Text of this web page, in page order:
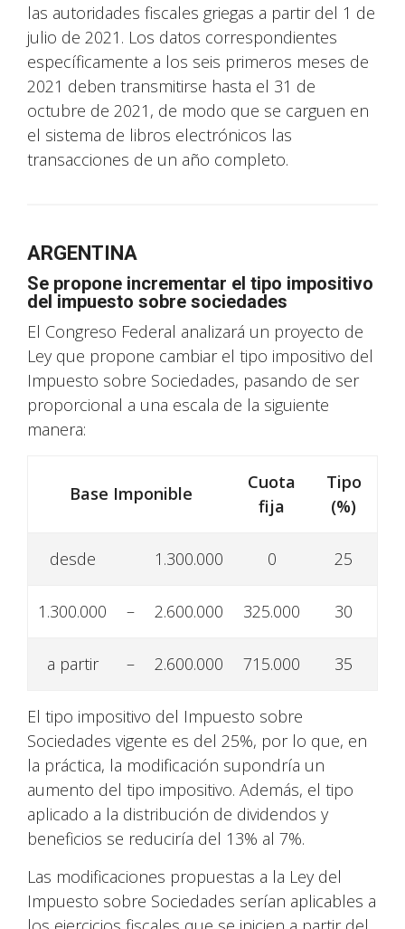
las autoridades fiscales griegas a partir del 1 de
julio de 2021. Los datos correspondientes
específicamente a los seis primeros meses de
2021 deben transmitirse hasta el 31 de
octubre de 2021, de modo que se carguen en
el sistema de libros electrónicos las
transacciones de un año completo.
ARGENTINA
Se propone incrementar el tipo impositivo
del impuesto sobre sociedades
El Congreso Federal analizará un proyecto de
Ley que propone cambiar el tipo impositivo del
Impuesto sobre Sociedades, pasando de ser
proporcional a una escala de la siguiente
manera:
Base Imponible
Cuota
fija
Tipo
(%)
desde 1.300.000 0 25
1.300.000 – 2.600.000 325.000 30
a partir – 2.600.000 715.000 35
El tipo impositivo del Impuesto sobre
Sociedades vigente es del 25%, por lo que, en
la práctica, la modificación supondría un
aumento del tipo impositivo. Además, el tipo
aplicado a la distribución de dividendos y
beneficios se reduciría del 13% al 7%.
Las modificaciones propuestas a la Ley del
Impuesto sobre Sociedades serían aplicables a